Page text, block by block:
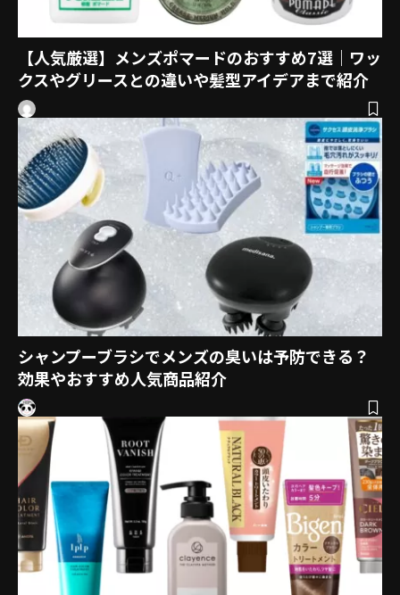
【人気厳選】メンズポマードのおすすめ7選｜ワッ
クスやグリースとの違いや髪型アイデアまで紹介
シャンプーブラシでメンズの臭いは予防できる？
効果やおすすめ人気商品紹介